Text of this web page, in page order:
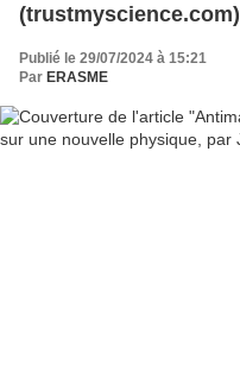
(trustmyscience.com)
Publié le 29/07/2024 à 15:21
Par ERASME